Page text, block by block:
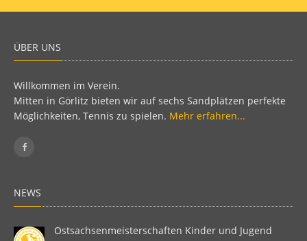
ÜBER UNS
Willkommen im Verein.
Mitten in Görlitz bieten wir auf sechs Sandplätzen perfekte
Möglichkeiten, Tennis zu spielen. Mehr erfahren...
NEWS
Ostsachsenmeisterschaften Kinder und Jugend